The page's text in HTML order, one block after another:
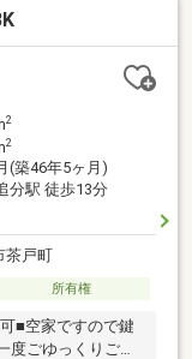
2
2
(築46年5ヶ月)
分駅 徒歩13分
茶戸町
所有権
■空家ですので鍵
ごゆっくりご内